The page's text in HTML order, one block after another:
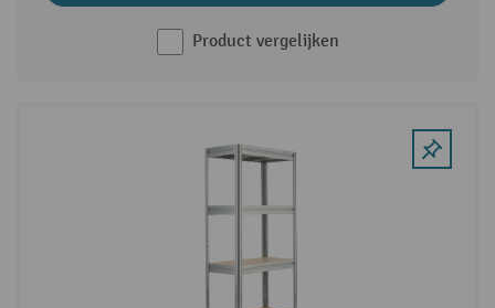
Product vergelijken